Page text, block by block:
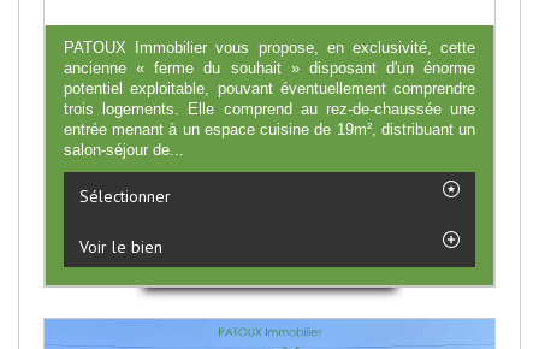
PATOUX Immobilier vous propose, en exclusivité, cette
ancienne « ferme du souhait » disposant d'un énorme
potentiel exploitable, pouvant éventuellement comprendre
trois logements. Elle comprend au rez-de-chaussée une
entrée menant à un espace cuisine de 19m², distribuant un
salon-séjour de...
Sélectionner
Voir le bien